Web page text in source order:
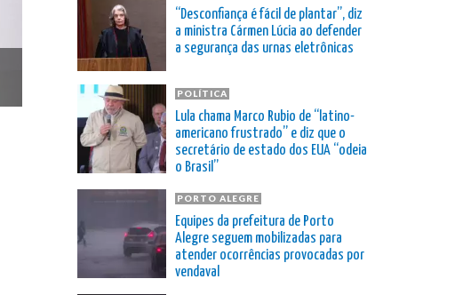
“Desconfiança é fácil de plantar”, diz
a ministra Cármen Lúcia ao defender
a segurança das urnas eletrônicas
POLÍTICA
Lula chama Marco Rubio de “latino-
americano frustrado” e diz que o
secretário de estado dos EUA “odeia
o Brasil”
PORTO ALEGRE
Equipes da prefeitura de Porto
Alegre seguem mobilizadas para
atender ocorrências provocadas por
vendaval